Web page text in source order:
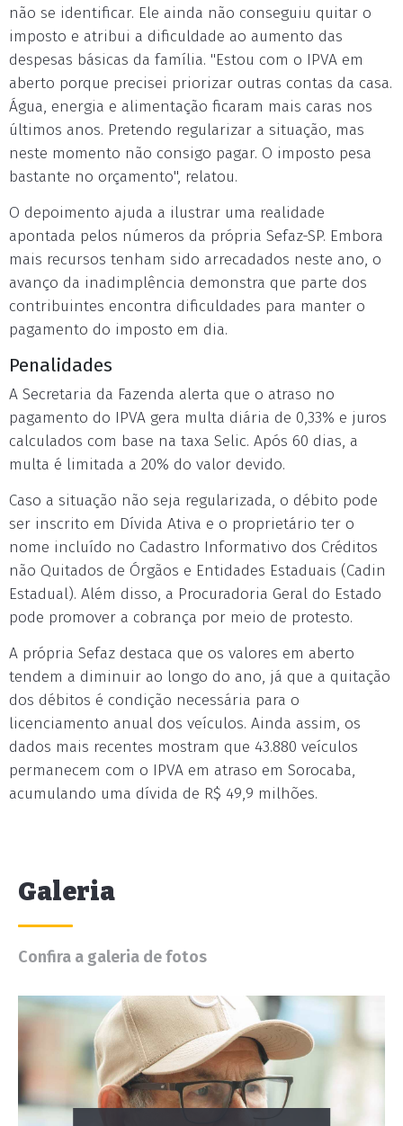
não se identificar. Ele ainda não conseguiu quitar o
imposto e atribui a dificuldade ao aumento das
despesas básicas da família. "Estou com o IPVA em
aberto porque precisei priorizar outras contas da casa.
Água, energia e alimentação ficaram mais caras nos
últimos anos. Pretendo regularizar a situação, mas
neste momento não consigo pagar. O imposto pesa
bastante no orçamento", relatou.
O depoimento ajuda a ilustrar uma realidade
apontada pelos números da própria Sefaz-SP. Embora
mais recursos tenham sido arrecadados neste ano, o
avanço da inadimplência demonstra que parte dos
contribuintes encontra dificuldades para manter o
pagamento do imposto em dia.
Penalidades
A Secretaria da Fazenda alerta que o atraso no
pagamento do IPVA gera multa diária de 0,33% e juros
calculados com base na taxa Selic. Após 60 dias, a
multa é limitada a 20% do valor devido.
Caso a situação não seja regularizada, o débito pode
ser inscrito em Dívida Ativa e o proprietário ter o
nome incluído no Cadastro Informativo dos Créditos
não Quitados de Órgãos e Entidades Estaduais (Cadin
Estadual). Além disso, a Procuradoria Geral do Estado
pode promover a cobrança por meio de protesto.
A própria Sefaz destaca que os valores em aberto
tendem a diminuir ao longo do ano, já que a quitação
dos débitos é condição necessária para o
licenciamento anual dos veículos. Ainda assim, os
dados mais recentes mostram que 43.880 veículos
permanecem com o IPVA em atraso em Sorocaba,
acumulando uma dívida de R$ 49,9 milhões.
Galeria
Confira a galeria de fotos